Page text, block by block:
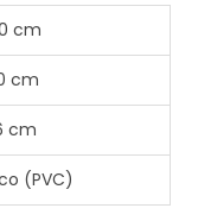
cm
cm
cm
(PVC)